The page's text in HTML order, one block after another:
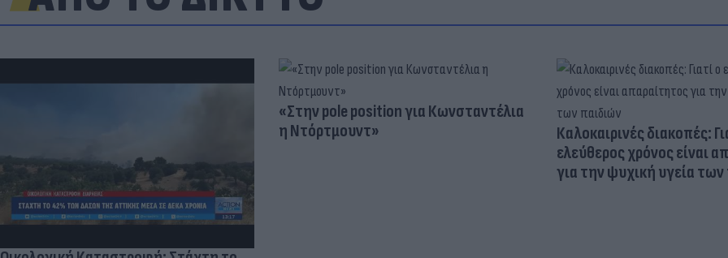
«Στην pole position για Κωνσταντέλια
η Ντόρτμουντ»
Καλοκαιρινές διακοπές:
ελεύθερος χρόνος είναι
για την ψυχική υγεία